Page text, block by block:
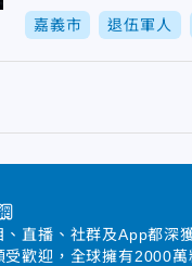
嘉義市 退伍軍人
、直播、社群及App都深
歡迎，全球擁有2000萬